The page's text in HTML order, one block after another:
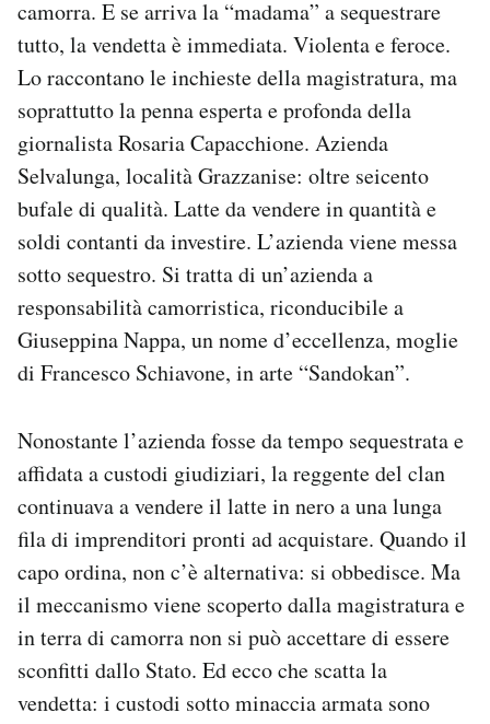
camorra. E se arriva la “madama” a sequestrare
tutto, la vendetta è immediata. Violenta e feroce.
Lo raccontano le inchieste della magistratura, ma
soprattutto la penna esperta e profonda della
giornalista Rosaria Capacchione. Azienda
Selvalunga, località Grazzanise: oltre seicento
bufale di qualità. Latte da vendere in quantità e
soldi contanti da investire. L’azienda viene messa
sotto sequestro. Si tratta di un’azienda a
responsabilità camorristica, riconducibile a
Giuseppina Nappa, un nome d’eccellenza, moglie
di Francesco Schiavone, in arte “Sandokan”.
Nonostante l’azienda fosse da tempo sequestrata e
affidata a custodi giudiziari, la reggente del clan
continuava a vendere il latte in nero a una lunga
fila di imprenditori pronti ad acquistare. Quando il
capo ordina, non c’è alternativa: si obbedisce. Ma
il meccanismo viene scoperto dalla magistratura e
in terra di camorra non si può accettare di essere
sconfitti dallo Stato. Ed ecco che scatta la
vendetta: i custodi sotto minaccia armata sono